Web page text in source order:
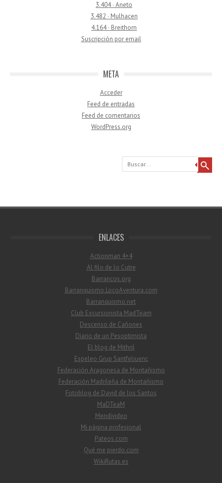
3.404 · Aneto
3.482 · Mulhacen
4.164 · Breithorn
Suscripción por email
META
Acceder
Feed de entradas
Feed de comentarios
WordPress.org
Buscar
ENLACES
Actionman 4×4
Al filo de lo Cutre
Barrancos.org
Barranquismo.LocoAventura.com
Barranquismo.net
Club Excursionista MadTeam
Descenso de Cañones
Diario de un Pesoptimista
El blog de Mithril
Espeleo Grup Santfeliuenc
Federación Aragonesa de Montañismo
Federación Madrileña de Montañismo
Fotoblog de David de los Santos
MaDTeaM
Mendivideo
Mi página profesional
Pateos.com
Qué me pierdo.com
WikiRutas.es